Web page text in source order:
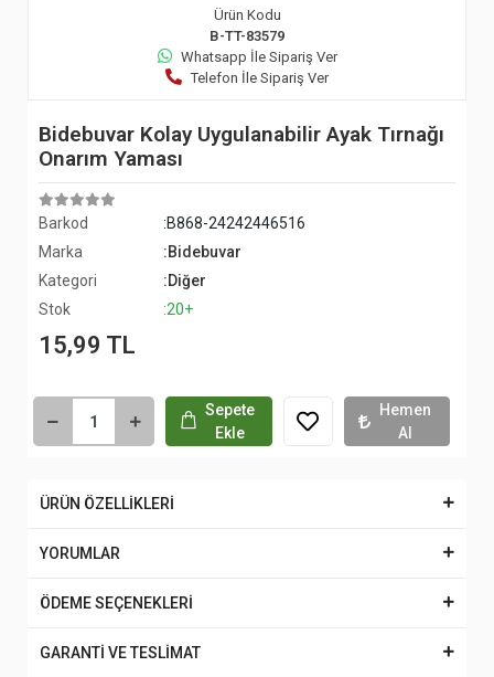
Ürün Kodu
B-TT-83579
Whatsapp İle Sipariş Ver
Telefon İle Sipariş Ver
Bidebuvar Kolay Uygulanabilir Ayak Tırnağı
Onarım Yaması
Barkod
:B868-24242446516
Marka
:Bidebuvar
Kategori
:Diğer
Stok
:20+
15,99 TL
Sepete
Ekle
Hemen
Al
ÜRÜN ÖZELLİKLERİ
YORUMLAR
ÖDEME SEÇENEKLERİ
GARANTİ VE TESLİMAT